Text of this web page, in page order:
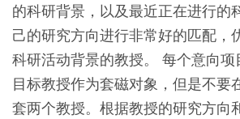
的科研背景，以及最近正在进行的
己的研究方向进行非常好的匹配，
科研活动背景的教授。 每个意向
目标教授作为套磁对象，但是不要
套两个教授。根据教授的研究方向